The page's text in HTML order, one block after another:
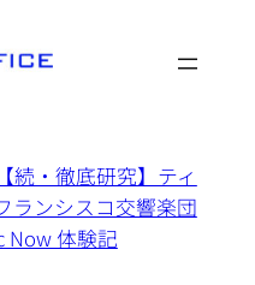
【続・徹底研究】ティ
ランシスコ交響楽団
Now 体験記